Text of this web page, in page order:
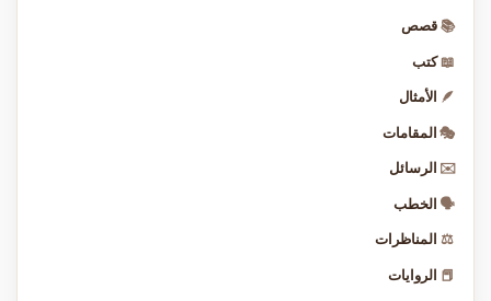
📚 قصص
📖 كتب
🪶 الأمثال
🎭 المقامات
✉️ الرسائل
🗣️ الخطب
⚖️ المناظرات
📕 الروايات